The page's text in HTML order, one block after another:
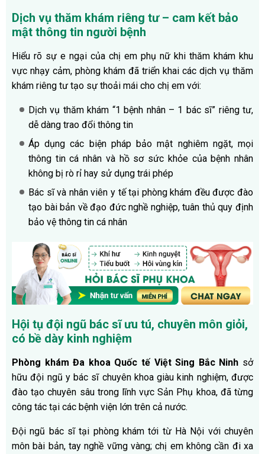
Dịch vụ thăm khám riêng tư – cam kết bảo
mật thông tin người bệnh
Hiểu rõ sự e ngại của chị em phụ nữ khi thăm khám khu
vực nhạy cảm, phòng khám đã triển khai các dịch vụ thăm
khám riêng tư tạo sự thoải mái cho chị em với:
Dịch vụ thăm khám “1 bệnh nhân – 1 bác sĩ” riêng tư,
dễ dàng trao đổi thông tin
Áp dụng các biện pháp bảo mật nghiêm ngặt, mọi
thông tin cá nhân và hồ sơ sức khỏe của bệnh nhân
không bị rò rỉ hay sử dụng trái phép
Bác sĩ và nhân viên y tế tại phòng khám đều được đào
tạo bài bản về đạo đức nghề nghiệp, tuân thủ quy định
bảo vệ thông tin cá nhân
Hội tụ đội ngũ bác sĩ ưu tú, chuyên môn giỏi,
có bề dày kinh nghiệm
Phòng khám Đa khoa Quốc tế Việt Sing Bắc Ninh sở
hữu đội ngũ y bác sĩ chuyên khoa giàu kinh nghiệm, được
đào tạo chuyên sâu trong lĩnh vực Sản Phụ khoa, đã từng
công tác tại các bệnh viện lớn trên cả nước.
Đội ngũ bác sĩ tại phòng khám tới từ Hà Nội với chuyên
môn bài bản, tay nghề vững vàng; chị em không cần đi xa